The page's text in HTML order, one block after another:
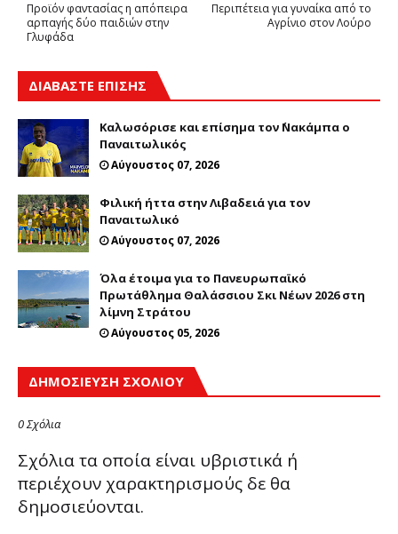
Περιπέτεια για γυναίκα από το
Αγρίνιο στον Λούρο
Προϊόν φαντασίας η απόπειρα
αρπαγής δύο παιδιών στην
Γλυφάδα
ΔΙΑΒΑΣΤΕ ΕΠΙΣΗΣ
Καλωσόρισε και επίσημα τον ΄Νακάμπα ο
Παναιτωλικός
Αύγουστος 07, 2026
Φιλική ήττα στην Λιβαδειά για τον
Παναιτωλικό
Αύγουστος 07, 2026
Όλα έτοιμα για το Πανευρωπαϊκό
Πρωτάθλημα Θαλάσσιου Σκι Νέων 2026 στη
λίμνη Στράτου
Αύγουστος 05, 2026
ΔΗΜΟΣΊΕΥΣΗ ΣΧΟΛΊΟΥ
0 Σχόλια
Σχόλια τα οποία είναι υβριστικά ή
περιέχουν χαρακτηρισμούς δε θα
δημοσιεύονται.